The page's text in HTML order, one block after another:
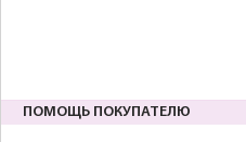
ПОМОЩЬ ПОКУПАТЕЛЮ